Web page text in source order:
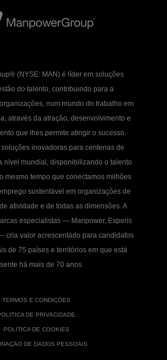
(NYSE: MAN) é líder em soluções
do talento, contribuindo para a
num mundo do trabalho em
através da atração, desenvolvimento e
que lhes permite atingir o sucesso.
inovadoras para centenas de
nível mundial, disponibilizando o talento
mesmo tempo que conectamos milhões
sustentável em organizações de
atividade e de todas as dimensões. A
especialistas — Manpower, Experis
cria valor acrescentado para candidatos
de 75 países e territórios em que está
há mais de 70 anos.
TERMOS E CONDIÇÕES
DE PRIVACIDADE
POLÍTICA DE COOKIES
DE DADOS PESSOAIS